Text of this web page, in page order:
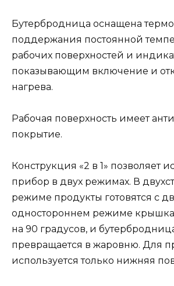
Бутербродница оснащена
поддержания постоянной
рабочих поверхностей и
показывающим включение и
нагрева.
Рабочая поверхность имеет
покрытие.
Конструкция «2 в 1» позволяет
прибор в двух режимах. В
режиме продукты готовятся с
одностороннем режиме крышка
на 90 градусов, и
превращается в жаровню. Для
используется только нижняя